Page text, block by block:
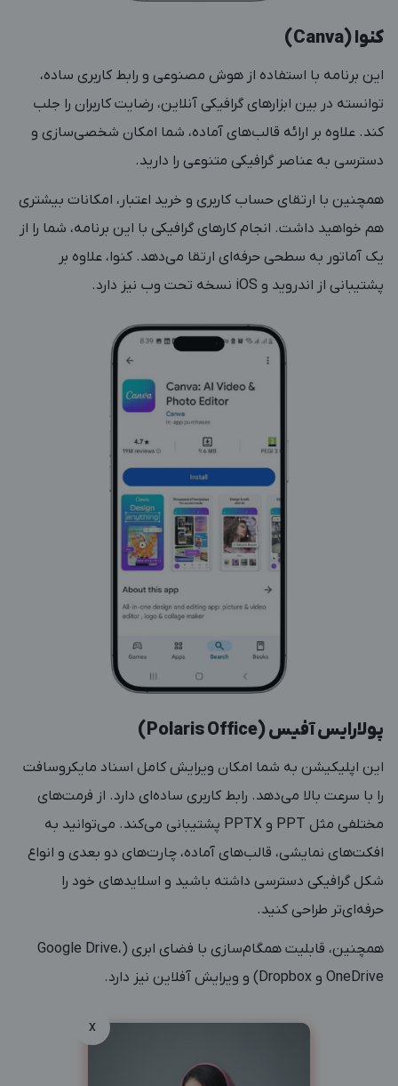
کنوا (Canva)
این برنامه با استفاده از هوش مصنوعی و رابط کاربری ساده،
توانسته در بین ابزارهای گرافیکی آنلاین، رضایت کاربران را جلب
کند. علاوه بر ارائه قالب‌های آماده، شما امکان شخصی‌سازی و
دسترسی به عناصر گرافیکی متنوعی را دارید.
همچنین با ارتقای حساب کاربری و خرید اعتبار، امکانات بیشتری
هم خواهید داشت. انجام کارهای گرافیکی با این برنامه، شما را از
یک آماتور به سطحی حرفه‌ای‌ ارتقا می‌دهد. کنوا، علاوه بر
پشتیبانی از اندروید و iOS نسخه تحت وب نیز دارد.
پولارایس آفیس (Polaris Office)
این اپلیکیشن به شما امکان ویرایش کامل اسناد مایکروسافت
را با سرعت بالا می‌دهد. رابط کاربری ساده‌ای دارد. از فرمت‌های
مختلفی مثل PPT و PPTX پشتیبانی می‌کند. می‌توانید به
افکت‌های نمایشی، قالب‌های آماده، چارت‌های دو بعدی و انواع
شکل گرافیکی دسترسی داشته باشید و اسلایدهای خود را
حرفه‌ای‌تر طراحی کنید.
همچنین، قابلیت همگام‌سازی با فضای ابری (Google Drive،
OneDrive و Dropbox) و ویرایش آفلاین نیز دارد.
x